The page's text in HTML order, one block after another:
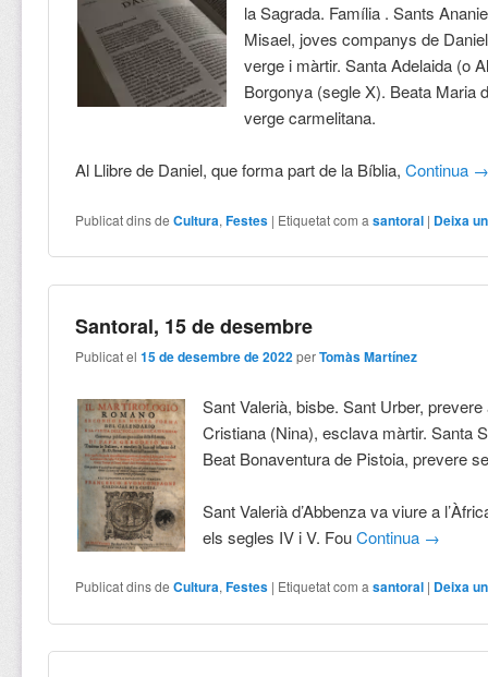
la Sagrada. Família . Sants
Misael, joves companys de
verge i màrtir. Santa Adelaida (o
Borgonya (segle X). Beata Maria
verge carmelitana.
Al Llibre de Daniel, que forma part de la Bíblia,Continua
Publicat dins de Cultura,Festes | Etiquetat com a santoral | Deixa
Santoral, 15 de desembre
Publicat el15 de desembre de 2022 perTomàs Martínez
Sant Valerià, bisbe. Sant Urber,
Cristiana (Nina), esclava màrtir. Santa
Beat Bonaventura de Pistoia, prevere
Sant Valerià d’Abbenza va viure a
els segles IV i V. FouContinua →
Publicat dins de Cultura,Festes | Etiquetat com a santoral | Deixa